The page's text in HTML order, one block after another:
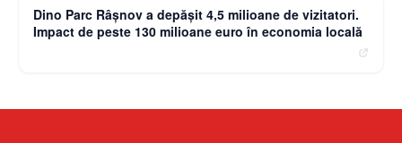
Dino Parc Râșnov a depășit 4,5 milioane de vizitatori.
Impact de peste 130 milioane euro în economia locală